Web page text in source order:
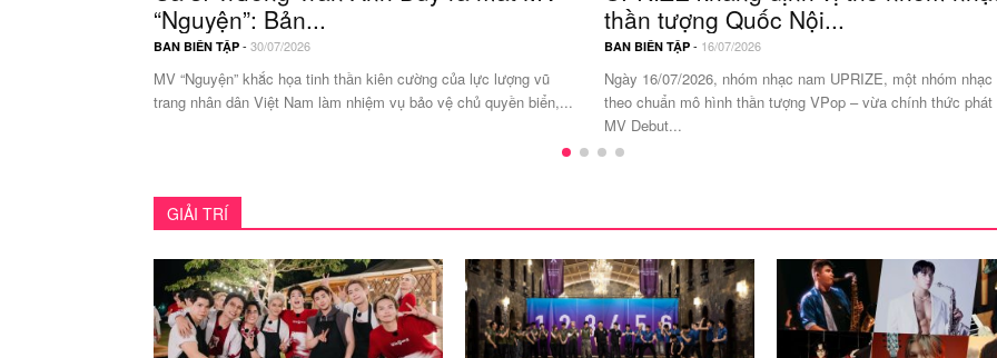
“Nguyện”: Bản...
BAN BIÊN TẬP - 30/07/2026
MV “Nguyện” khắc họa tinh thần kiên cường của lực lượng vũ
trang nhân dân Việt Nam làm nhiệm vụ bảo vệ chủ quyền biển,...
thần tượng Quốc Nội...
BAN BIÊN TẬP- 16/07/2026
Ngày 16/07/2026, nhóm nhạc nam UPRIZE, một nhóm nhạc
theo chuẩn mô hình thần tượng VPop – vừa chính thức phát
MV Debut...
GIẢI TRÍ